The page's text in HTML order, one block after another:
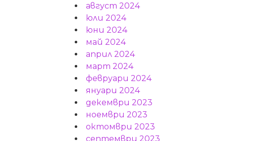
август 2024
юли 2024
юни 2024
май 2024
април 2024
март 2024
февруари 2024
януари 2024
декември 2023
ноември 2023
октомври 2023
септември 2023